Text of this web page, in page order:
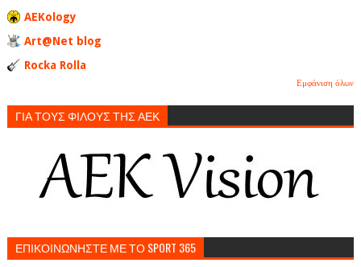
AEKology
Art@Net blog
Rocka Rolla
Εμφάνιση όλων
ΓΙΑ ΤΟΥΣ ΦΙΛΟΥΣ ΤΗΣ ΑΕΚ
ΕΠΙΚΟΙΝΩΝΗΣΤΕ ΜΕ ΤΟ SPORT 365